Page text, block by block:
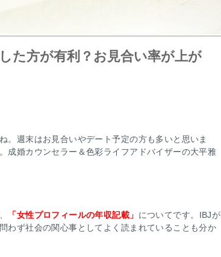
た方が有利？お見合い率が上が
。週末はお見合いやデート予定の方も多いと思いま
成婚カウンセラー＆色彩ライフアドバイザーの大平雅
「女性プロフィールの年収記載」 についてです。IBJが
わず社会の関心事としてよく読まれていることも分か